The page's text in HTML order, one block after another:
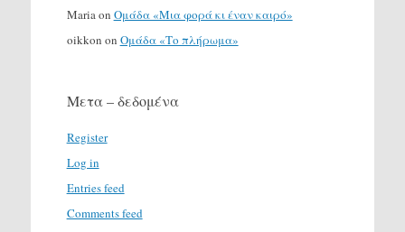
Maria on Ομάδα «Μια φορά κι έναν καιρό»
oikkon on Ομάδα «Το πλήρωμα»
Μετα – δεδομένα
Register
Log in
Entries feed
Comments feed